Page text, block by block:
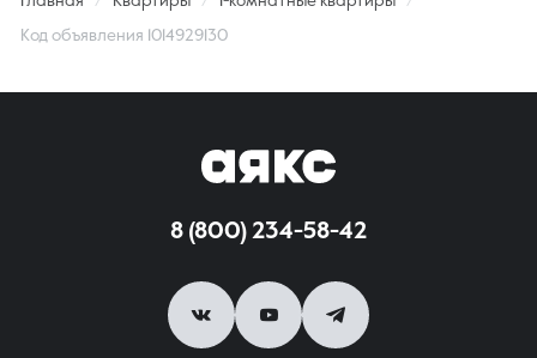
Код объявления 1014929130
8 (800) 234-58-42